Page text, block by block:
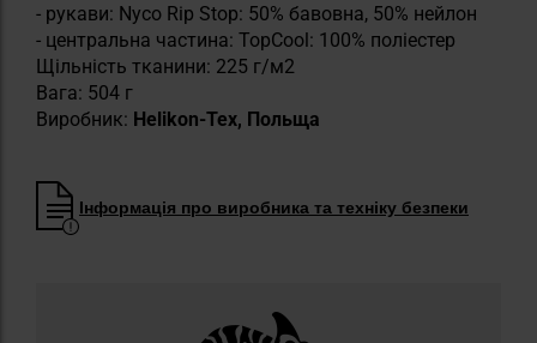
- рукави: Nyco Rip Stop: 50% бавовна, 50% нейлон
- центральна частина: TopCool: 100% поліестер
Щільність тканини: 225 г/м2
Вага: 504 г
Виробник: Helikon-Tex, Польща
Інформація про виробника та техніку безпеки